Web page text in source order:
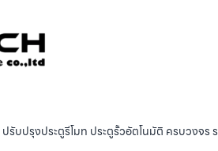
รับปรุงประตูรีโมท ประตูรั้วอัตโนมัติ ครบวงจร